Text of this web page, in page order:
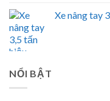
Xe nâng tay
NỔI BẬT